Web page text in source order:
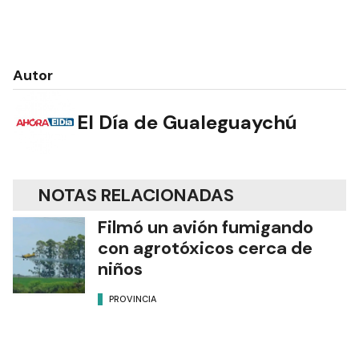
Autor
El Día de Gualeguaychú
NOTAS RELACIONADAS
Filmó un avión fumigando
con agrotóxicos cerca de
niños
PROVINCIA